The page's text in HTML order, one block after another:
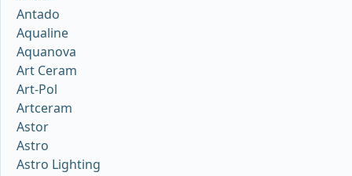
Antado
Aqualine
Aquanova
Art Ceram
Art-Pol
Artceram
Astor
Astro
Astro Lighting